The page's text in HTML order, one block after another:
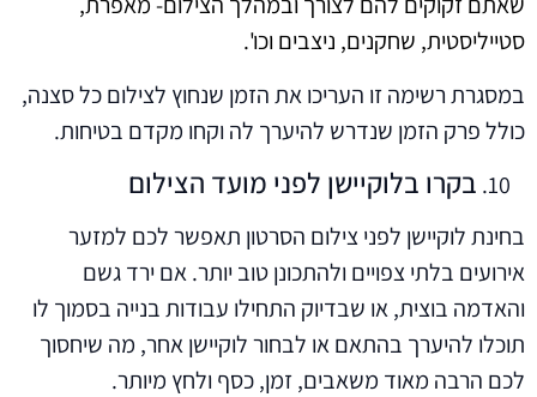
סטייליסטית, שחקנים, ניצבים וכו'.
במסגרת רשימה זו העריכו את הזמן שנחוץ לצילום כל סצנה,
כולל פרק הזמן שנדרש להיערך לה וקחו מקדם בטיחות.
בקרו בלוקיישן לפני מועד הצילום
בחינת לוקיישן לפני צילום הסרטון תאפשר לכם למזער
אירועים בלתי צפויים ולהתכונן טוב יותר. אם ירד גשם
והאדמה בוצית, או שבדיוק התחילו עבודות בנייה בסמוך לו
תוכלו להיערך בהתאם או לבחור לוקיישן אחר, מה שיחסוך
לכם הרבה מאוד משאבים, זמן, כסף ולחץ מיותר.